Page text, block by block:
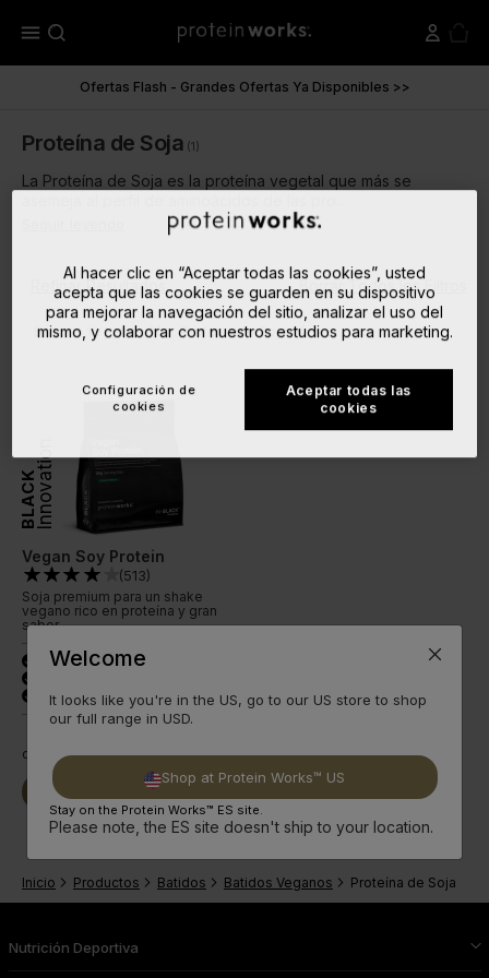
menu
Ofertas Flash - Grandes Ofertas Ya Disponibles >>
Proteína de Soja (1)
La Proteína de Soja es la proteína vegetal que más se
Refinar Resultados Borrar Todos los Filtros
Batidos Veganosclose Proteína de Sojaclose
BLACKInnovation
Vegan Soy Protein
(513)
Soja premium para un shake
vegano rico en proteína y gran
sabor.
done 27 g de proteína
done
done 3 sabores estándar
desde12,59€
Comprar Ya
Seguir
leyendo
Inicio Productos Batidos Batidos Veganos Proteína de Soja
Nutrición Deportiva
Al hacer clic en “Aceptar todas las cookies”, usted
acepta que las cookies se guarden en su dispositivo
para mejorar la navegación del sitio, analizar el uso del
mismo, y colaborar con nuestros estudios para marketing.
Aceptar todas las
cookies
Configuración de
cookies
Welcome
It looks like you're in the US, go to our US store to shop
our full range in USD.
Shop at Protein Works™ US
Stay on the Protein Works™ ES site.
Please note, the ES site doesn't ship to your location.